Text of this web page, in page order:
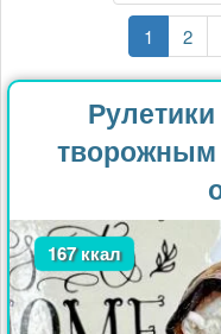
Текущая
страница
1 2
творожным
167 ккал